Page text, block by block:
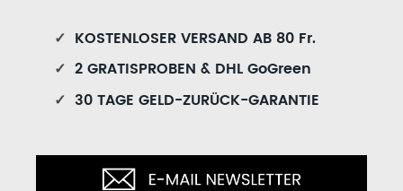
✓ KOSTENLOSER VERSAND AB 80 Fr.
✓ 2 GRATISPROBEN & DHL GoGreen
✓ 30 TAGE GELD-ZURÜCK-GARANTIE